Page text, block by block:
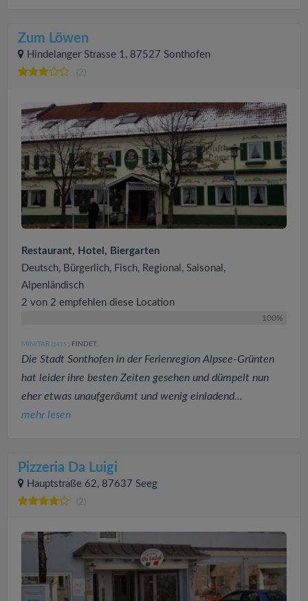
Zum Löwen
Hindelanger Strasse 1, 87527 Sonthofen
(2)
Restaurant, Hotel, Biergarten
Deutsch, Bürgerlich, Fisch, Regional, Saisonal,
Alpenländisch
2 von 2 empfehlen diese Location
100%
MINITAR (1415 ) FINDET:
Die Stadt Sonthofen in der Ferienregion Alpsee-Grünten
hat leider ihre besten Zeiten gesehen und dümpelt nun
eher etwas unaufgeräumt und wenig einladend...
mehr lesen
Pizzeria Da Luigi
Hauptstraße 62, 87637 Seeg
(2)